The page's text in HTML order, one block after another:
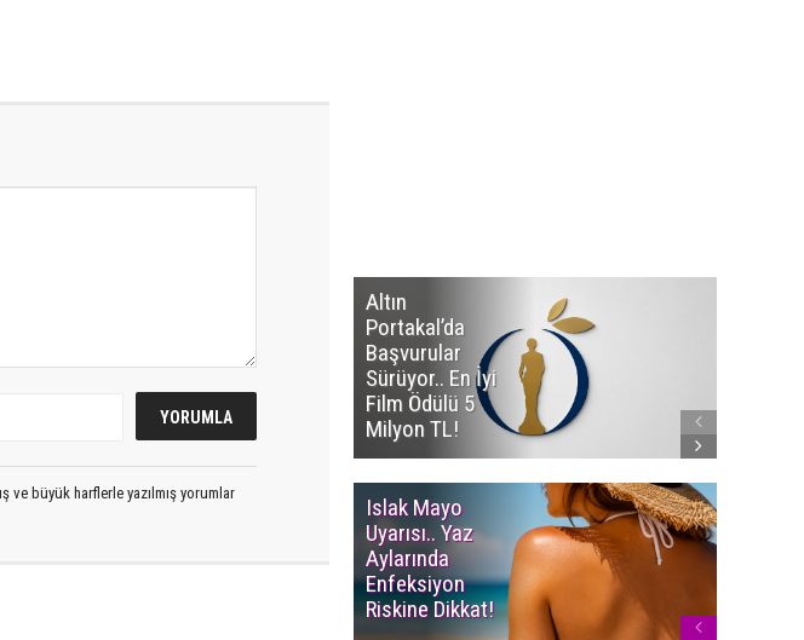
ve büyük harflerle yazılmış yorumlar
Altın
Portakal’da
Başvurular
Sürüyor.. En İyi
Film Ödülü 5
Milyon TL!
Islak Mayo
Uyarısı.. Yaz
Aylarında
Enfeksiyon
Riskine Dikkat!